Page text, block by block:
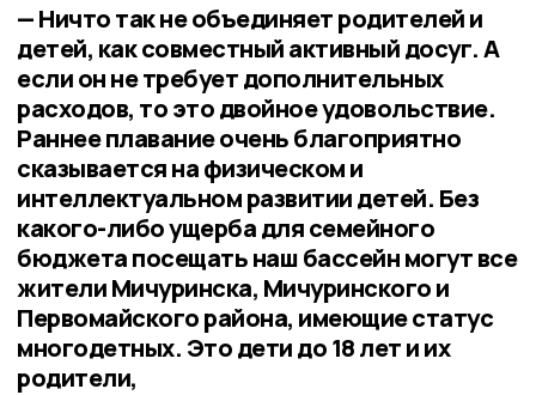
— Ничто так не объединяет родителей и
детей, как совместный активный досуг. А
если он не требует дополнительных
расходов, то это двойное удовольствие.
Раннее плавание очень благоприятно
сказывается на физическом и
интеллектуальном развитии детей. Без
какого-либо ущерба для семейного
бюджета посещать наш бассейн могут все
жители Мичуринска, Мичуринского и
Первомайского района, имеющие статус
многодетных. Это дети до 18 лет и их
родители,